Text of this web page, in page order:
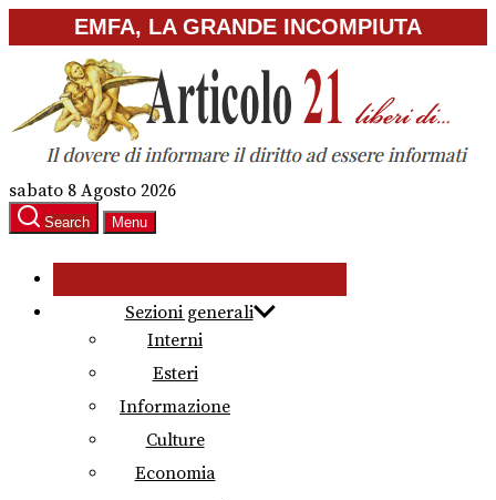
to
content
EMFA, LA GRANDE INCOMPIUTA
sabato 8 Agosto 2026
Search Menu
Sezioni generali
Interni
Esteri
Informazione
Culture
Economia